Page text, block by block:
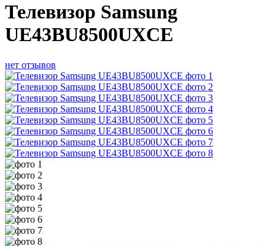
Телевизор Samsung
UE43BU8500UXCE
нет отзывов